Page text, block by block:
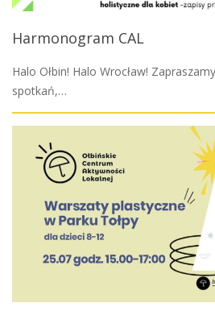
Harmonogram CAL
Halo Ołbin! Halo Wrocław!
spotkań,…